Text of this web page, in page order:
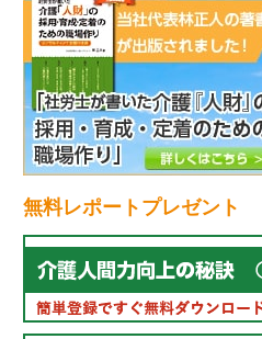
無料レポートプレゼント